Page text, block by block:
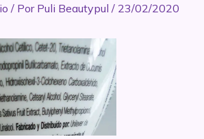
/ Por Puli Beautypul / 23/02/2020